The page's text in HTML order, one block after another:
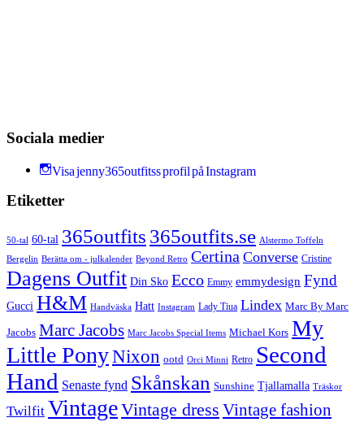
Sociala medier
Visa jenny365outfitss profil på Instagram
Etiketter
50-tal 60-tal 365outfits 365outfits.se Alstermo Toffeln
Bergelin Berätta om - julkalender Beyond Retro Certina Converse Cristine
Dagens Outfit Din Sko Ecco Emmy emmydesign Fynd
Gucci H&M Handväska Hatt Instagram Lady Tiua Lindex Marc By Marc
Jacobs Marc Jacobs Marc Jacobs Special Items Michael Kors My
Little PonyNixon ootd Orci Minni Retro Second
Hand Senaste fynd Skånskan Sunshine Tjallamalla Träskor
Twilfit VintageVintage dress Vintage fashion